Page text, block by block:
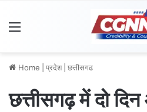
Home प्रदेश छत्तीसगढ
छत्तीसगढ़ में दो